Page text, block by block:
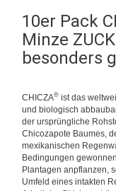
10er Pack
Minze
besonders
CHICZA® ist das
und biologisch
der ursprüngliche
Chicozapote Baumes,
mexikanischen
Bedingungen
Plantagen anpflanzen,
Umfeld eines intakten